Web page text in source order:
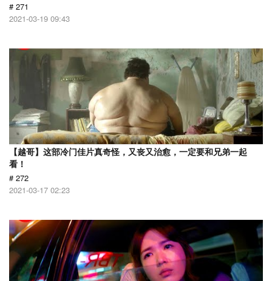
# 271
2021-03-19 09:43
【越哥】这部冷门佳片真奇怪，又丧又治愈，一定要和兄弟一起
看！
# 272
2021-03-17 02:23